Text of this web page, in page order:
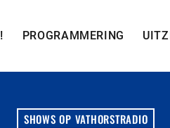
PROGRAMMERING
SHOWS OP VATHORSTRADIO